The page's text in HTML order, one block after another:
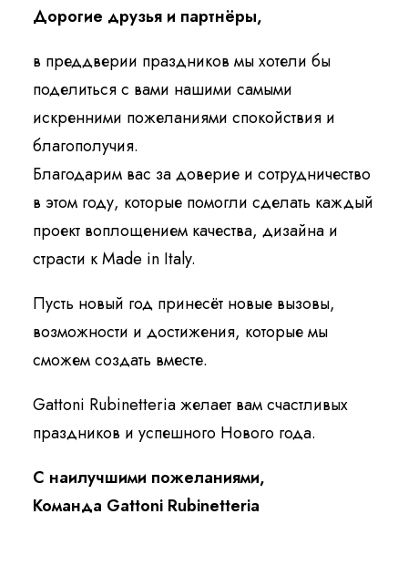
Дорогие друзья и партнёры,
в преддверии праздников мы хотели бы
поделиться с вами нашими самыми
искренними пожеланиями спокойствия и
благополучия.
Благодарим вас за доверие и сотрудничество
в этом году, которые помогли сделать каждый
проект воплощением качества, дизайна и
страсти к Made in Italy.
Пусть новый год принесёт новые вызовы,
возможности и достижения, которые мы
сможем создать вместе.
Gattoni Rubinetteria желает вам счастливых
праздников и успешного Нового года.
С наилучшими пожеланиями,
Команда Gattoni Rubinetteria